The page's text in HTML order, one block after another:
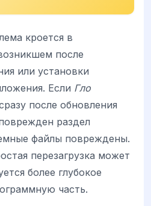
кроется в
после
или установки
Если Гло
после обновления
раздел
файлы повреждены.
перезагрузка может
более глубокое
часть.